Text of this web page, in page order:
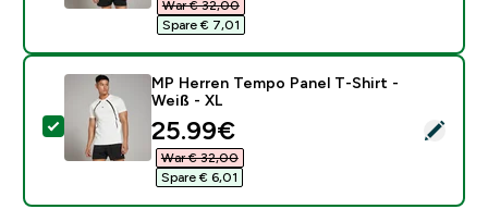
War € 32,00‎
Spare € 7,01‎
Dieses Produkt ausw�hlen - MP Herren Tempo
MP Herren Tempo Panel T-Shirt -
Weiß - XL
discounted price
25.99€‎
War € 32,00‎
Spare € 6,01‎